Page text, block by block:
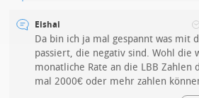
Eishai
Da bin ich ja mal gespannt was mit
passiert, die negativ sind. Wohl die
monatliche Rate an die LBB
mal 2000€ oder mehr zahlen